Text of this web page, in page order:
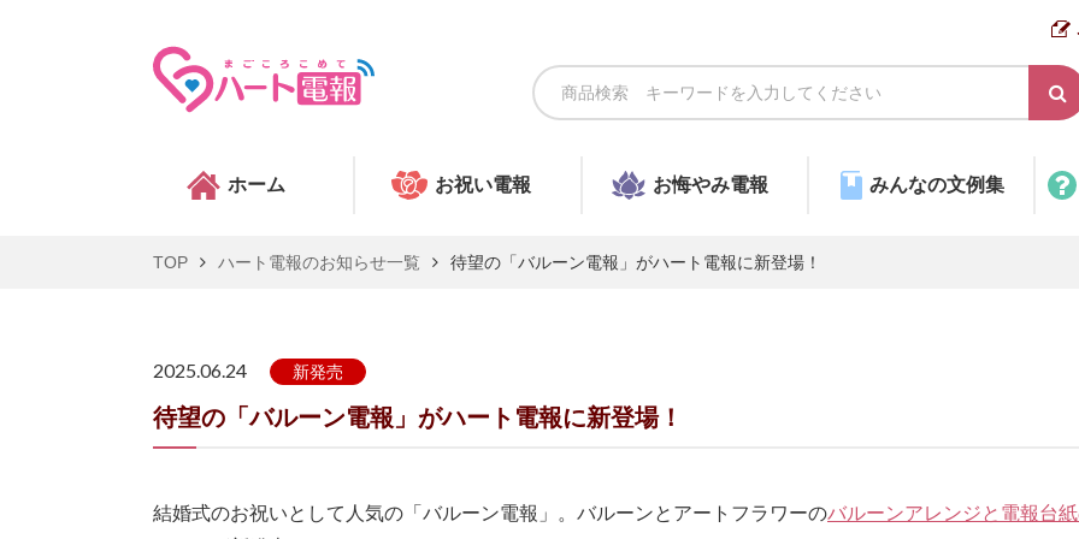
ホーム お祝い電報 お悔やみ電報 みんなの文例集
TOP ハート電報のお知らせ一覧 待望の「バルーン電報」がハート電報に新登場！
2025.06.24 新発売
待望の「バルーン電報」がハート電報に新登場！
結婚式のお祝いとして人気の「バルーン電報」。バルーンとアートフラワーのバルーンアレンジと電報台